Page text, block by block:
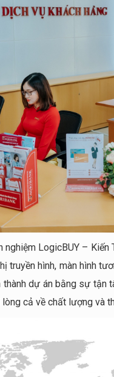
LogicBUY –
truyền hình, màn hình
dự án bằng sự tận
lòng cả về chất lượng và